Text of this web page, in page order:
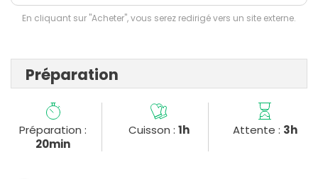
En cliquant sur "Acheter", vous serez redirigé vers un site externe.
Préparation
Préparation :
20min
Cuisson : 1h Attente : 3h